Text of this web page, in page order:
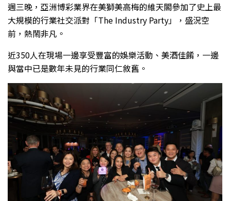
週三晚，亞洲博彩業界在美獅美高梅的維天閣參加了史上最
大規模的行業社交派對「The Industry Party」，盛況空
前，熱鬧非凡。
近350人在現場一邊享受豐富的娛樂活動、美酒佳餚，一邊
與當中已是數年未見的行業同仁敘舊。